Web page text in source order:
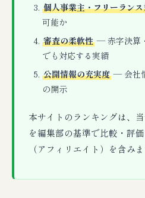
個人事業主・フリーラン
可能か
審査の柔軟性— 赤字決算
でも対応する実績
公開情報の充実度— 会社
の開示
本サイトのランキングは、
を編集部の基準で比較・評
（アフィリエイト）を含みま